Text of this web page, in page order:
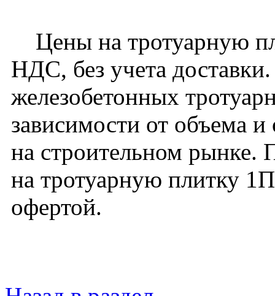
Цены на тротуарную
НДС, без учета
железобетонных
зависимости от объема
на строительном рынке.
на тротуарную плитку
офертой.